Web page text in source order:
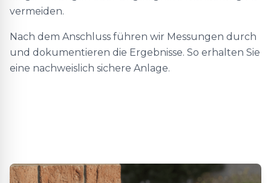
vermeiden.
Nach dem Anschluss führen wir Messungen durch
und dokumentieren die Ergebnisse. So erhalten Sie
eine nachweislich sichere Anlage.